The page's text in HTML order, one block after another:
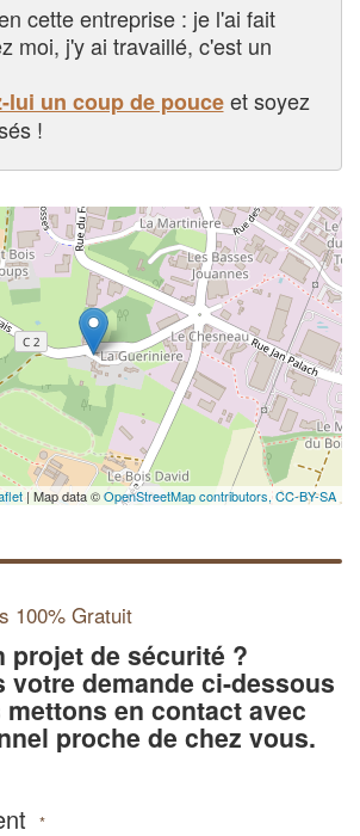
cette entreprise : je l'ai fait
moi, j'y ai travaillé, c'est un
lui un coup de pouceet soyez
!
| Map data ©OpenStreetMap contributors,CC-BY-SA
100% Gratuit
projet de sécurité ?
votre demande ci-dessous
en contact avec
proche de chez vous.
*